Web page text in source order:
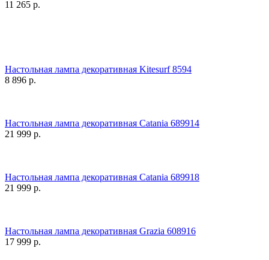
11 265 р.
Настольная лампа декоративная Kitesurf 8594
8 896 р.
Настольная лампа декоративная Catania 689914
21 999 р.
Настольная лампа декоративная Catania 689918
21 999 р.
Настольная лампа декоративная Grazia 608916
17 999 р.